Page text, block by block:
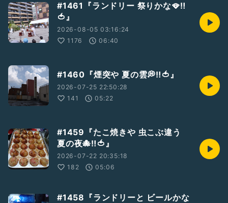
#1461『ランドリー 祭りかな🪭‼️
🍅』
2026-08-05 03:16:24
1176
06:40
#1460『煙突や 夏の雲💭‼️🍅』
2026-07-25 22:50:28
141
05:22
#1459『たこ焼きや 虫こぶ違う
夏の夜🐙‼️🍅』
2026-07-22 20:35:18
182
05:06
#1458『ランドリーと ビールかな